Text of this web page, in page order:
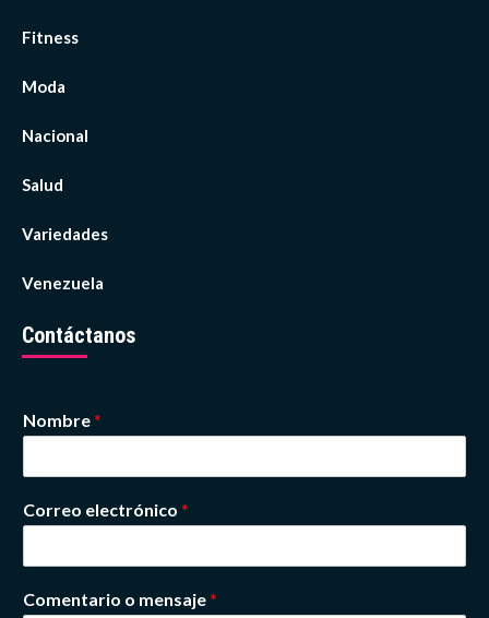
Fitness
Moda
Nacional
Salud
Variedades
Venezuela
Contáctanos
Nombre*
Correo electrónico *
Comentario o mensaje*